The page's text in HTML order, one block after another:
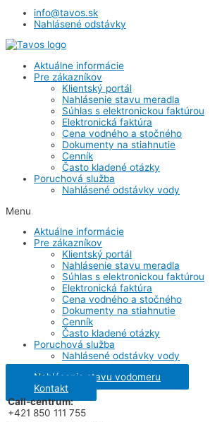
info@tavos.sk
Nahlásené odstávky
Aktuálne informácie
Pre zákazníkov
Klientský portál
Nahlásenie stavu meradla
Súhlas s elektronickou faktúrou
Elektronická faktúra
Cena vodného a stočného
Dokumenty na stiahnutie
Cenník
Často kladené otázky
Poruchová služba
Nahlásené odstávky vody
Menu
Aktuálne informácie
Pre zákazníkov
Klientský portál
Nahlásenie stavu meradla
Súhlas s elektronickou faktúrou
Elektronická faktúra
Cena vodného a stočného
Dokumenty na stiahnutie
Cenník
Často kladené otázky
Poruchová služba
Nahlásené odstávky vody
Nahlásenie stavu vodomeru
Kontakt
Call-centrum:
+421 850 111 755